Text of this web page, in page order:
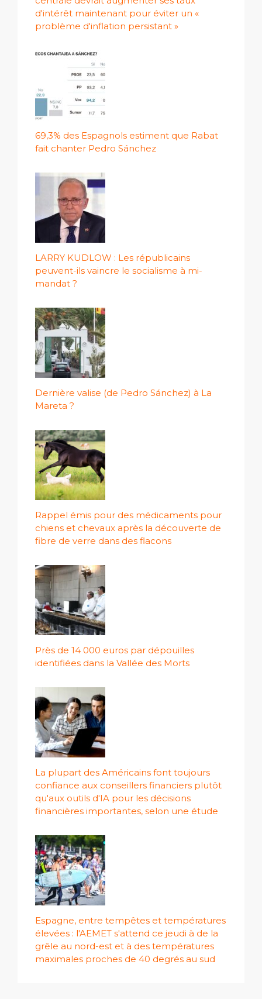
d'intérêt maintenant pour éviter un «
problème d'inflation persistant »
69,3% des Espagnols estiment que Rabat
fait chanter Pedro Sánchez
LARRY KUDLOW : Les républicains
peuvent-ils vaincre le socialisme à mi-
mandat ?
Dernière valise (de Pedro Sánchez) à La
Mareta ?
Rappel émis pour des médicaments pour
chiens et chevaux après la découverte de
fibre de verre dans des flacons
Près de 14 000 euros par dépouilles
identifiées dans la Vallée des Morts
La plupart des Américains font toujours
confiance aux conseillers financiers plutôt
qu'aux outils d'IA pour les décisions
financières importantes, selon une étude
Espagne, entre tempêtes et températures
élevées : l'AEMET s'attend ce jeudi à de la
grêle au nord-est et à des températures
maximales proches de 40 degrés au sud